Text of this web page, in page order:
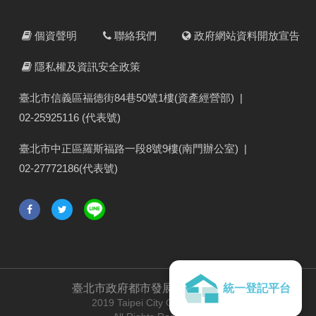
統一登記平台
個資聲明 聯絡我們 政府網站資料開放宣告
隱私權及資訊安全政策
臺北市信義區福德街84巷50號1樓(資產經營部) |
02-25925116 (代表號)
臺北市中正區羅斯福路一段8號9樓(南門辦公室) |
02-27772186(代表號)
臺北市政府都市發展局版權所有 ©
2019 Taipei City Government.